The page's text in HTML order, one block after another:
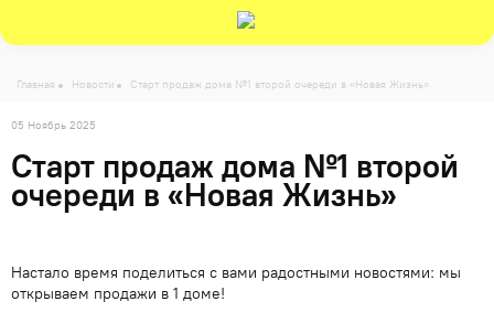
Главная Новости Cтарт продаж дома №1 второй очереди в «Новая Жизнь»
05 Ноябрь 2025
Cтарт продаж дома №1 второй
очереди в «Новая Жизнь»
Настало время поделиться с вами радостными новостями: мы
открываем продажи в 1 доме!